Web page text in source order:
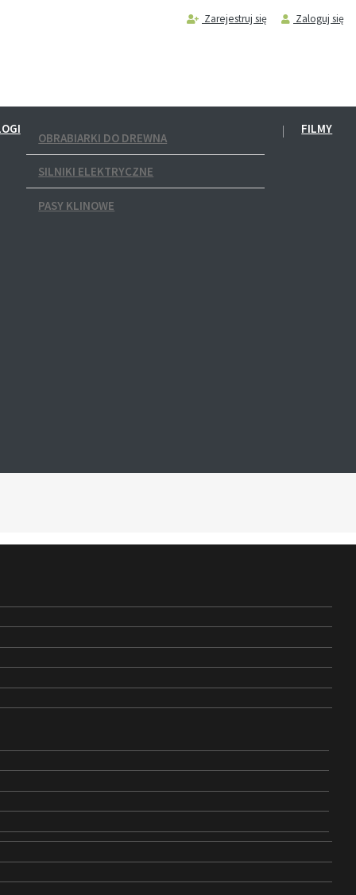
Zarejestruj się Zaloguj się
OBRABIARKI DO DREWNA
SILNIKI ELEKTRYCZNE
PASY KLINOWE
FILMY